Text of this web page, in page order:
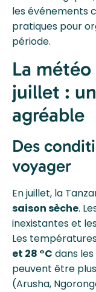
les événements
pratiques pour
période.
La météo
juillet :
agréable
Des
voyager
En juillet, la
saison sèche.
inexistantes et
Les
et 28 °C dans
peuvent être
(Arusha,